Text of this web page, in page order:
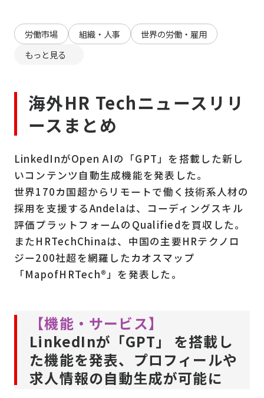
労働市場 組織・人事
世界の労働・雇用
もっと見る
海外HR Techニュースリリ
ースまとめ
LinkedInがOpen AIの「GPT」を搭載した新し
いコンテンツ自動生成機能を発表した。
世界170カ国超からリモートで働く技術系人材の
採用を支援するAndelaは、コーディングスキル
評価プラットフォームのQualifiedを買収した。
またHRTechChinaは、中国の主要HRテクノロ
ジー200社超を網羅したカオスマップ
「MapofHRTech®」を発表した。
【機能・サービス】
LinkedInが「GPT」 を搭載し
た機能を発表、プロフィールや
求人情報の自動生成が可能に